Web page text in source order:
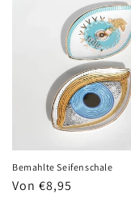
Bemahlte Seifenschale
Normaler
Von €8,95